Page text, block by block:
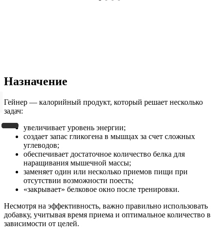
Назначение
Гейнер — калорийный продукт, который решает несколько
задач:
увеличивает уровень энергии;
создает запас гликогена в мышцах за счет сложных
углеводов;
обеспечивает достаточное количество белка для
наращивания мышечной массы;
заменяет один или несколько приемов пищи при
отсутствии возможности поесть;
«закрывает» белковое окно после тренировки.
Несмотря на эффективность, важно правильно использовать
добавку, учитывая время приема и оптимальное количество в
зависимости от целей.